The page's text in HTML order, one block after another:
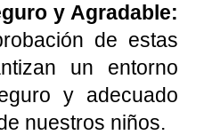
y Agradable:
de estas
un entorno
y adecuado
nuestros niños.